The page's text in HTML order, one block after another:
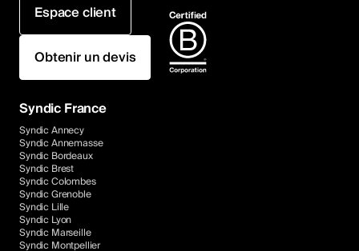
Espace client
Obtenir un devis
Syndic France
Syndic Annecy
Syndic Annemasse
Syndic Bordeaux
Syndic Brest
Syndic Colombes
Syndic Grenoble
Syndic Lille
Syndic Lyon
Syndic Marseille
Syndic Montpellier